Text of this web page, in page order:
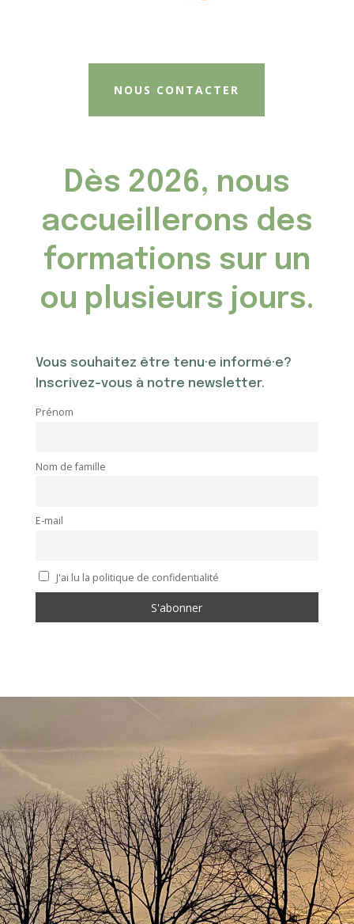
NOUS CONTACTER
Dès 2026, nous
accueillerons des
formations sur un
ou plusieurs jours.
Vous souhaitez être tenu·e informé·e?
Inscrivez-vous à notre newsletter.
Prénom
Nom de famille
E-mail
J'ai lu la politique de confidentialité